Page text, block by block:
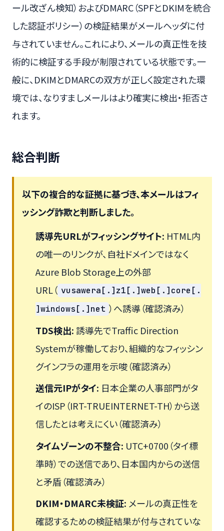
ール改ざん検知）およびDMARC（SPFとDKIMを統合
した認証ポリシー）の検証結果がメールヘッダに付
与されていません。これにより、メールの真正性を技
術的に検証する手段が制限されている状態です。一
般に、DKIMとDMARCの双方が正しく設定された環
境では、なりすましメールはより確実に検出・拒否さ
れます。
総合判断
以下の複合的な証拠に基づき、本メールはフィ
ッシング詐欺と判断しました。
誘導先URLがフィッシングサイト: HTML内
の唯一のリンクが、自社ドメインではなく
Azure Blob Storage上の外部
URL（ vusawera[.]z1[.]web[.]core[.
]windows[.]net ）へ誘導（確認済み）
TDS検出:誘導先でTraffic Direction
Systemが稼働しており、組織的なフィッシン
グインフラの運用を示唆（確認済み）
送信元IPがタイ: 日本企業の人事部門がタ
イのISP（IRT-TRUEINTERNET-TH）から送
信したとは考えにくい（確認済み）
タイムゾーンの不整合: UTC+0700（タイ標
準時）での送信であり、日本国内からの送信
と矛盾（確認済み）
DKIM・DMARC未検証: メールの真正性を
確認するための検証結果が付与されていな